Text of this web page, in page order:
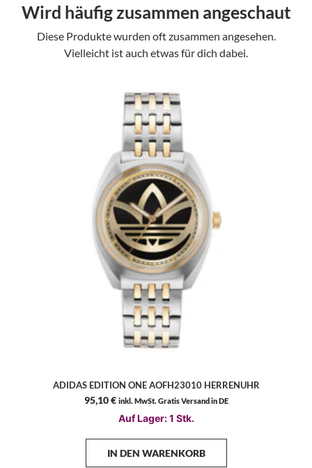
Wird häufig zusammen angeschaut
Diese Produkte wurden oft zusammen angesehen.
Vielleicht ist auch etwas für dich dabei.
ADIDAS EDITION ONE AOFH23010 HERRENUHR
95,10€ inkl. MwSt. Gratis Versand in DE
Auf Lager: 1 Stk.
IN DEN WARENKORB